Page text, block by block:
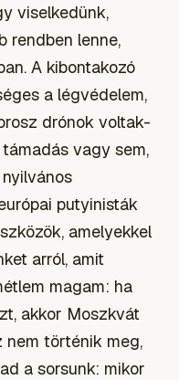
viselkedünk,
rendben lenne,
A kibontakozó
a légvédelem,
drónok voltak-
vagy sem,
putyinisták
amelyekkel
arról, amit
magam: ha
akkor Moszkvát
nem történik meg,
a sorsunk: mikor